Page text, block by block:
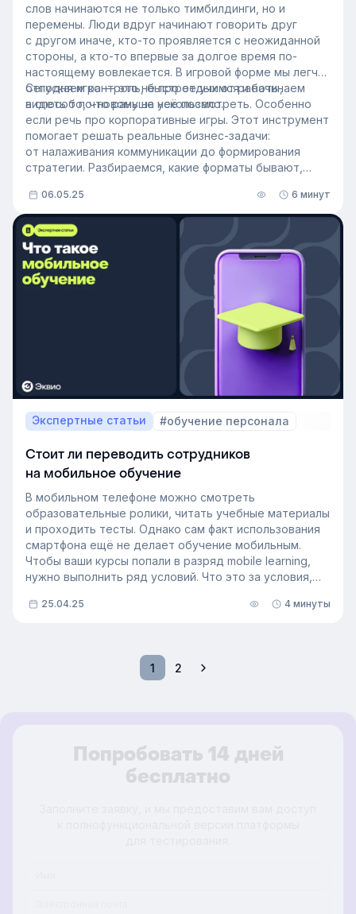
слов начинаются не только тимбилдинги, но и
перемены. Люди вдруг начинают говорить друг
с другом иначе, кто-то проявляется с неожиданной
стороны, а кто-то впервые за долгое время по-
настоящему вовлекается. В игровой форме мы легче
отпускаем контроль, быстрее учимся и начинаем
видеть то, что раньше ускользало.
Сегодня игра — это не про отдых от работы,
а способ по-новому на неё посмотреть. Особенно
если речь про корпоративные игры. Этот инструмент
помогает решать реальные бизнес-задачи:
от налаживания коммуникации до формирования
стратегии. Разбираемся, какие форматы бывают,
сработали.
06.05.25 6 минут
Экспертные статьи #обучение персонала
Стоит ли переводить сотрудников
на мобильное обучение
В мобильном телефоне можно смотреть
образовательные ролики, читать учебные материалы
и проходить тесты. Однако сам факт использования
смартфона ещё не делает обучение мобильным.
Чтобы ваши курсы попали в разряд mobile learning,
нужно выполнить ряд условий. Что это за условия,
почему оно становится всё более популярным
25.04.25 4 минуты
1 2
Попробовать 14 дней
бесплатно